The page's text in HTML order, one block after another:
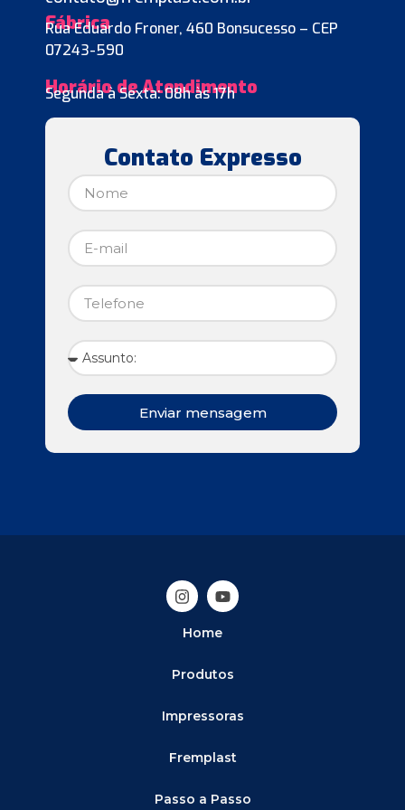
Fábrica
Rua Eduardo Froner, 460 Bonsucesso – CEP
07243-590
Horário de Atendimento
Segunda à Sexta: 08h às 17h
Contato Expresso
Enviar mensagem
Home
Produtos
Impressoras
Fremplast
Passo a Passo